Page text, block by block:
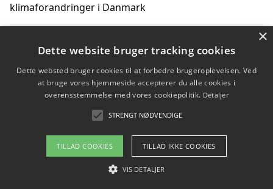
klimaforandringer i Danmark
klimaændringer
Hvordan citater om fossile brændstoffer kan ændre
Copyright 2026 - Pilanto Aps
Om / kontakt
×
Dette website bruger tracking cookies
Dette websted bruger cookies til at forbedre brugeroplevelsen. Ved
at bruge vores hjemmeside accepterer du alle cookies i
overensstemmelse med vores cookiepolitik. Detaljer
STRENGT NØDVENDIGE
TILLAD COOKIES TILLAD IKKE COOKIES
VIS DETALJER